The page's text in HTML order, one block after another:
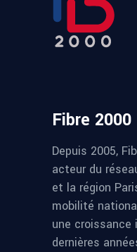
Fibre 2000
Depuis 2005,
acteur du
et la région
mobilité
une
dernières